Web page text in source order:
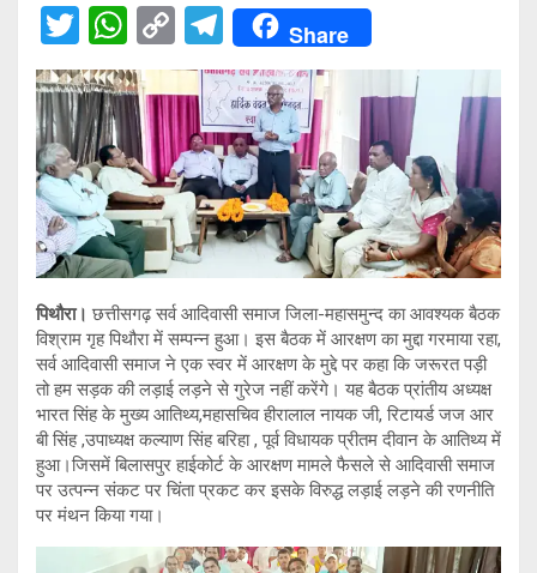
T
wi
tt
er
W
h
at
s
A
p
p
C
o
py
Li
n
k
T
el
e
gr
a
m
Share
पिथौरा। छत्तीसगढ़ सर्व आदिवासी समाज जिला-महासमुन्द का आवश्यक बैठक
विश्राम गृह पिथौरा में सम्पन्न हुआ। इस बैठक में आरक्षण का मुद्दा गरमाया रहा,
सर्व आदिवासी समाज ने एक स्वर में आरक्षण के मुद्दे पर कहा कि जरूरत पड़ी
तो हम सड़क की लड़ाई लड़ने से गुरेज नहीं करेंगे। यह बैठक प्रांतीय अध्यक्ष
भारत सिंह के मुख्य आतिथ्य,महासचिव हीरालाल नायक जी, रिटायर्ड जज आर
बी सिंह ,उपाध्यक्ष कल्याण सिंह बरिहा , पूर्व विधायक प्रीतम दीवान के आतिथ्य में
हुआ।जिसमें बिलासपुर हाईकोर्ट के आरक्षण मामले फैसले से आदिवासी समाज
पर उत्पन्न संकट पर चिंता प्रकट कर इसके विरुद्ध लड़ाई लड़ने की रणनीति
पर मंथन किया गया।